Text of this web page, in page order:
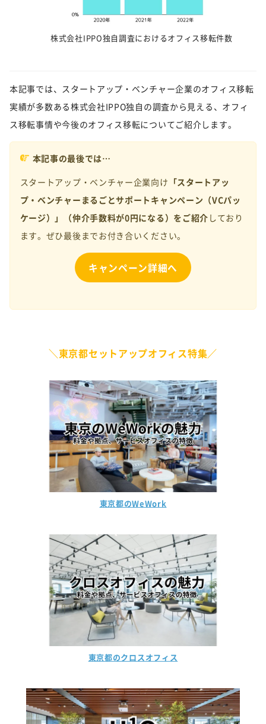
株式会社IPPO独自調査におけるオフィス移転件数
本記事では、スタートアップ・ベンチャー企業のオフィス移転
実績が多数ある株式会社IPPO独自の調査から見える、オフィ
ス移転事情や今後のオフィス移転についてご紹介します。
本記事の最後では…
スタートアップ・ベンチャー企業向け 「スタートアッ
プ・ベンチャーまるごとサポートキャンペーン（VCパッ
ケージ）」（仲介手数料が0円になる）をご紹介 しており
ます。ぜひ最後までお付き合いください。
キャンペーン詳細へ
東京都のowns
東京都のPREX